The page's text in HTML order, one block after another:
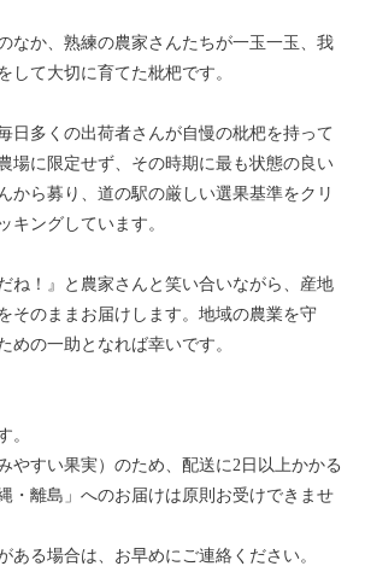
なか、熟練の農家さんたちが一玉一玉、我
して大切に育てた枇杷です。
日多くの出荷者さんが自慢の枇杷を持って
場に限定せず、その時期に最も状態の良い
から募り、道の駅の厳しい選果基準をクリ
キングしています。
ね！』と農家さんと笑い合いながら、産地
そのままお届けします。地域の農業を守
めの一助となれば幸いです。
。
やすい果実）のため、配送に2日以上かかる
・離島」へのお届けは原則お受けできませ
ある場合は、お早めにご連絡ください。